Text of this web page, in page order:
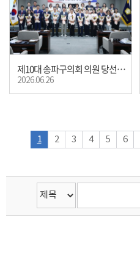
제10대 송파구의회 의원 당선자 의정활동 설명회
2026.06.26
1 2 3 4 5 6